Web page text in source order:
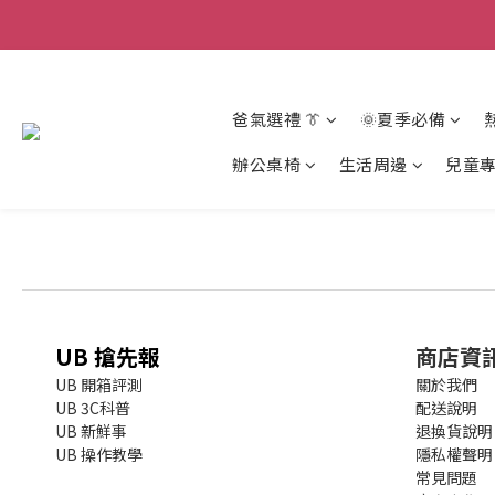
爸氣選禮 👔 🌞夏季必備
辦公桌椅
生活周邊 兒童
UB 搶先報
UB 開箱評測
UB 3C科普
UB 新鮮事
UB 操作教學
商店資
關於我們
配送說明
退換貨說明
隱私權聲明
常見問題